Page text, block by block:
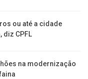
ou até a cidade
diz CPFL
na modernização